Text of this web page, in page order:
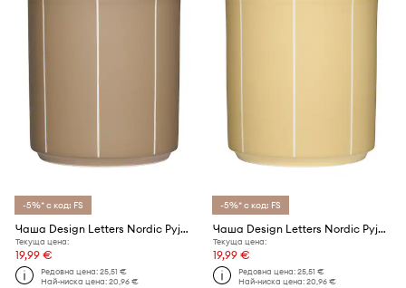
-5%* с код: FS
Чаша Design Letters Nordic Pyjamas 250 ml
Текуща цена:
19,99 €
Редовна цена:25,51 €
Най-ниска цена:20,96 €
-5%* с код: FS
Чаша Design Letters Nordic Pyjamas 250 ml
Текуща цена:
19,99 €
Редовна цена:25,51 €
Най-ниска цена:20,96 €